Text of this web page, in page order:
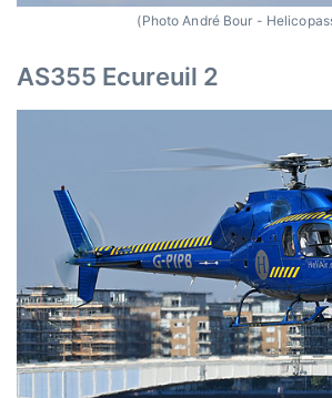
(Photo André Bour -
AS355 Ecureuil 2